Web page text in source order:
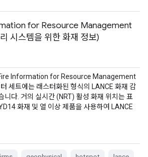
for Resource Management
시스템을 위한 화재 정보)
Information for Resource Management
세트에는 래스터화된 형식의 LANCE 화재 감
니다. 거의 실시간 (NRT) 활성 화재 위치는 표
화재 및 열 이상 제품을 사용하여 LANCE